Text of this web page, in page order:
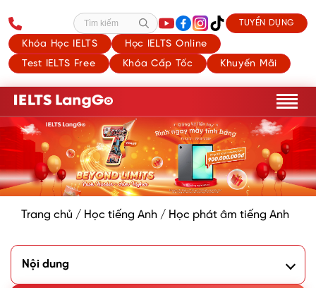
Khóa Học IELTS
Học IELTS Online
Test IELTS Free
Khóa Cấp Tốc Khuyến Mãi
Tìm kiếm TUYỂN DỤNG
Trang chủ / Học tiếng Anh / Học phát âm tiếng Anh
Nội dung